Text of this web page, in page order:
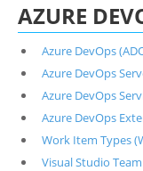
AZURE
Azure DevOps
Azure DevOps
Azure DevOps
Azure DevOps
Work Item Types
Visual Studio Team